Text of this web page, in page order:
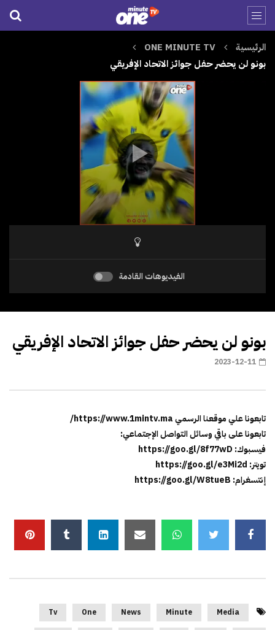
الرئيسية
ONE MINUTE TV
بونو لن يحضر حفل جوائز الاتحاد الإفريقي
الفيديوهات القادمة
بونو لن يحضر حفل جوائز الاتحاد الإفريقي
2023-12-11
تابعونا علي موقعنا الرسمي https://www.1mintv.ma/
تابعونا على باقي وسائل التواصل الإجتماعي:
فيسبوك: https://goo.gl/8f77wD
تويتر: https://goo.gl/e3Mi2d
إنتسغرام: https://goo.gl/W8tueB
Media
Minute
News
One
Tv